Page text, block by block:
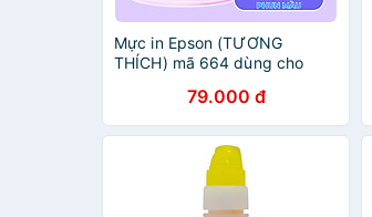
Mực in Epson (TƯƠNG
THÍCH) mã 664 dùng cho
L300, L350,,.(MUA COMBO
TẶNG 1 CHAI)
79.000 đ